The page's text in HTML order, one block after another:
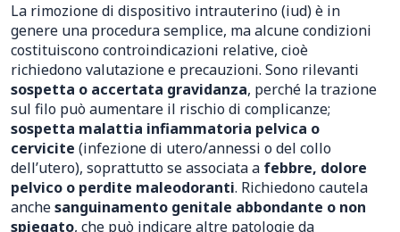
La rimozione di dispositivo intrauterino (iud) è in
genere una procedura semplice, ma alcune condizioni
costituiscono controindicazioni relative, cioè
richiedono valutazione e precauzioni. Sono rilevanti
sospetta o accertata gravidanza, perché la trazione
sul filo può aumentare il rischio di complicanze;
sospetta malattia infiammatoria pelvica o
cervicite (infezione di utero/annessi o del collo
dell’utero), soprattutto se associata a febbre, dolore
pelvico o perdite maleodoranti. Richiedono cautela
anchesanguinamento genitale abbondante o non
spiegato, che può indicare altre patologie da